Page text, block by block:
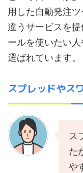
用した自動発注
違うサービスを
ールを使いたい
選ばれています。
スプレッドやス
ス
た
や